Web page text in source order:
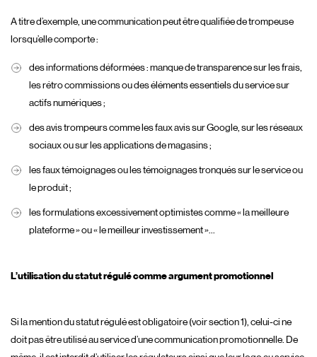
A titre d’exemple, une communication peut être qualifiée de trompeuse
lorsqu’elle comporte :
des informations déformées : manque de transparence sur les frais,
les rétro commissions ou des éléments essentiels du service sur
actifs numériques ;
des avis trompeurs comme les faux avis sur Google, sur les réseaux
sociaux ou sur les applications de magasins ;
les faux témoignages ou les témoignages tronqués sur le service ou
le produit ;
les formulations excessivement optimistes comme « la meilleure
plateforme » ou « le meilleur investissement »…
L’utilisation du statut régulé comme argument promotionnel
Si la mention du statut régulé est obligatoire (voir section 1), celui-ci ne
doit pas être utilisé au service d’une communication promotionnelle. De